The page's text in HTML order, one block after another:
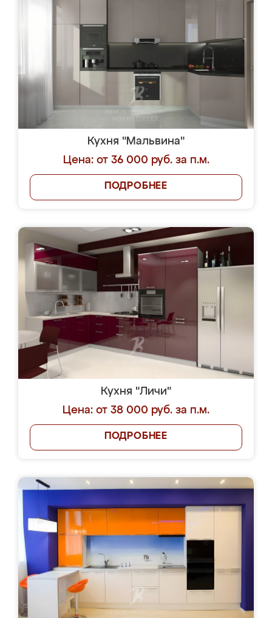
Кухня "Мальвина"
Цена: от 36 000 руб. за п.м.
ПОДРОБНЕЕ
Кухня "Личи"
Цена: от 38 000 руб. за п.м.
ПОДРОБНЕЕ